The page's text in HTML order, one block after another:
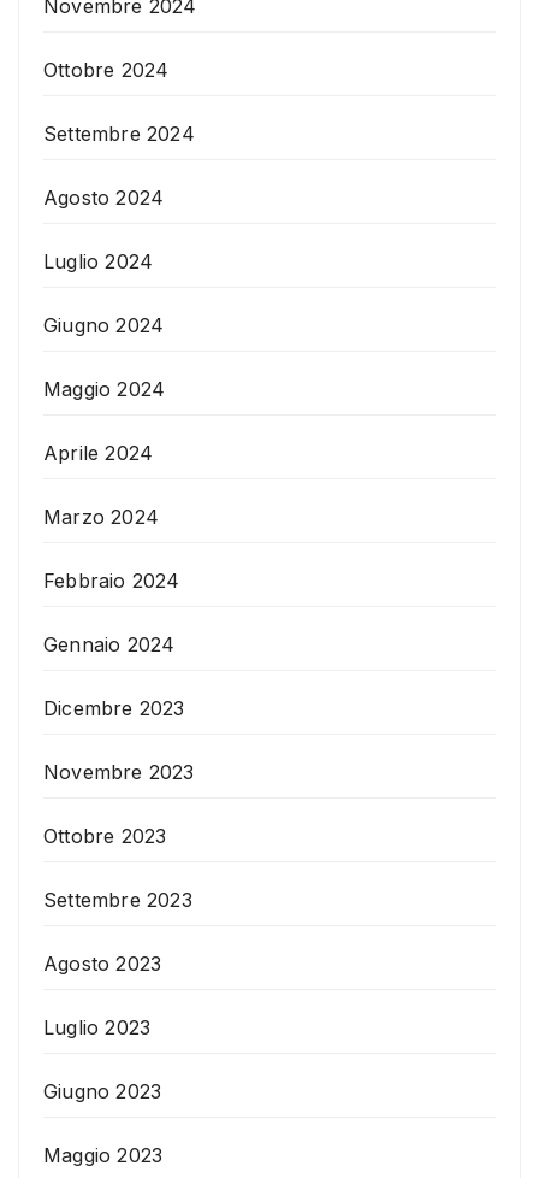
Novembre 2024
Ottobre 2024
Settembre 2024
Agosto 2024
Luglio 2024
Giugno 2024
Maggio 2024
Aprile 2024
Marzo 2024
Febbraio 2024
Gennaio 2024
Dicembre 2023
Novembre 2023
Ottobre 2023
Settembre 2023
Agosto 2023
Luglio 2023
Giugno 2023
Maggio 2023